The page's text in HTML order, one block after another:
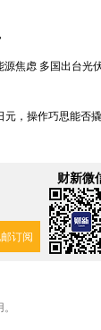
焦虑 多国出台光
元，操作巧思能否
财新微